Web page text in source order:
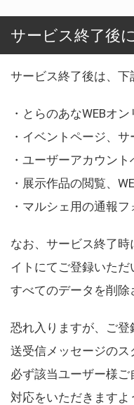
サービス終了後
サービス終了後は、下
・とらのあなWEBオ
・イベントページ、
・ユーザーアカウン
・展示作品の閲覧、
・マルシェ用の通報
なお、サービス終了時
イトにてご登録いただ
すべてのデータを削除
恐れ入りますが、ご登
送受信メッセージの
必ず該当ユーザー様
対応をいただきますよ